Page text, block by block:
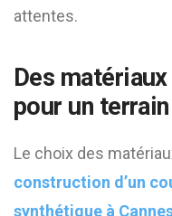
attentes.
Des
pour un
Le choix des
construction d’un
synthétique à